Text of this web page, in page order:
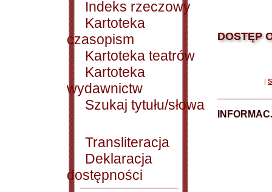
Indeks rzeczowy
Kartoteka
czasopism
Kartoteka teatrów
Kartoteka
wydawnictw
Szukaj tytułu/słowa
Transliteracja
Deklaracja
dostępności
DOSTĘP
|